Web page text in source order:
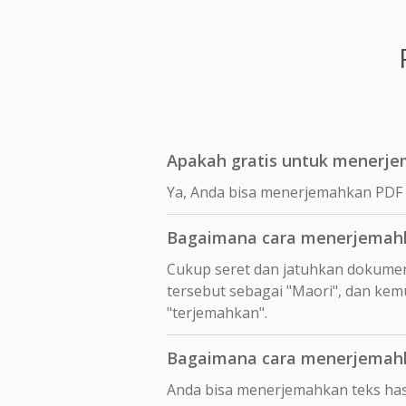
Apakah gratis untuk
Ya, Anda bisa menerjemahkan
Bagaimana cara
Cukup seret dan jatuhkan
tersebut sebagai "Maori", dan
"terjemahkan".
Bagaimana cara
Anda bisa menerjemahkan teks